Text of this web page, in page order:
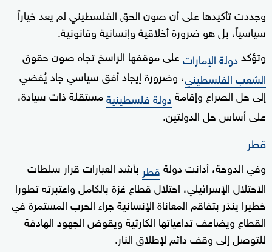
وجددت تأكيدها على أن صون الحق الفلسطيني لم يعد خياراً
سياسياً، بل هو ضرورة أخلاقية وإنسانية وقانونية.
وتؤكددولة الإماراتعلى موقفها الراسخ تجاه صون حقوق
الشعب الفلسطيني، وضرورة إيجاد أفق سياسي جاد يُفضي
إلى حل الصراع وإقامةدولة فلسطينيةمستقلة ذات سيادة،
على أساس حل الدولتين.
قطر
وفي الدوحة، أدانت دولةقطر بأشد العبارات قرار سلطات
الاحتلال الإسرائيلي، احتلال قطاع غزة بالكامل واعتبرته تطورا
خطيرا ينذر بتفاقم المعاناة الإنسانية جراء الحرب المستمرة في
القطاع ويضاعف تداعياتها الكارثية ويقوض الجهود الهادفة
للتوصل إلى وقف دائم لإطلاق النار.